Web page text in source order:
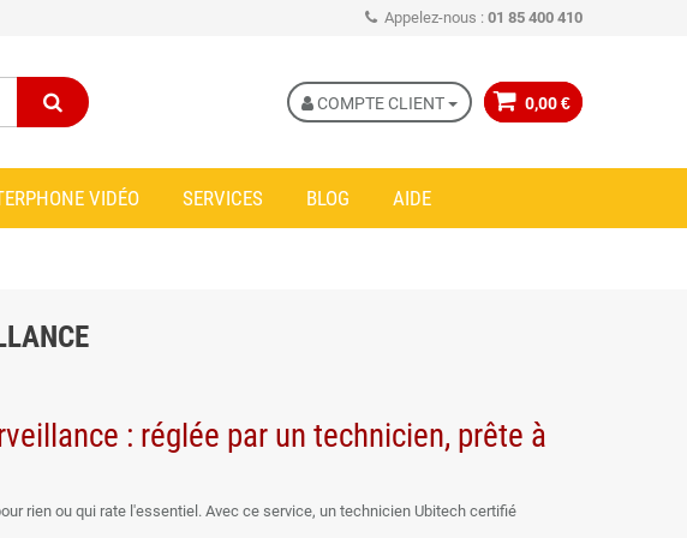
Appelez-nous : 01 85 400 410
0,00 €
COMPTE CLIENT
VIDÉO SERVICES BLOG AIDE
: réglée par un technicien, prête à
rien ou qui rate l'essentiel. Avec ce service, un technicien Ubitech certifié